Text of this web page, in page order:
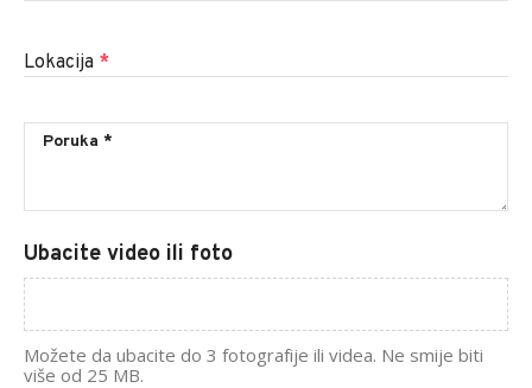
Lokacija *
Ubacite video ili foto
Možete da ubacite do 3 fotografije ili videa. Ne smije biti
više od 25 MB.